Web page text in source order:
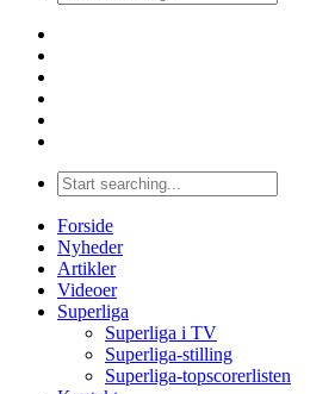
Forside
Nyheder
Artikler
Videoer
Superliga
Superliga i TV
Superliga-stilling
Superliga-topscorerlisten